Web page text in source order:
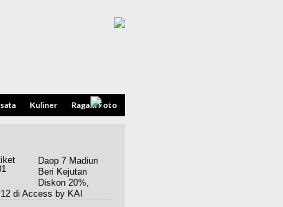
Kuliner Ragam Foto
Daop 7 Madiun
Beri Kejutan
Diskon 20%,
di Access by KAI